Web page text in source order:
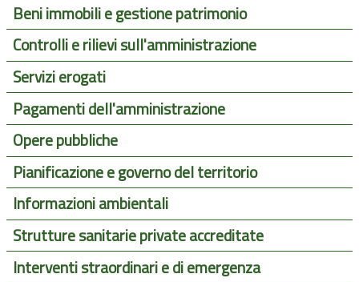
Beni immobili e gestione patrimonio
Controlli e rilievi sull'amministrazione
Servizi erogati
Pagamenti dell'amministrazione
Opere pubbliche
Pianificazione e governo del territorio
Informazioni ambientali
Strutture sanitarie private accreditate
Interventi straordinari e di emergenza